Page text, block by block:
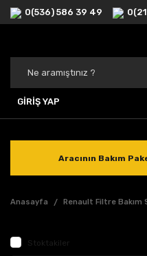
0(536) 586 39 49
GİRİŞ YAP
Aracının Bakım
Anasayfa Renault Filtre Bakım
Stoktakiler